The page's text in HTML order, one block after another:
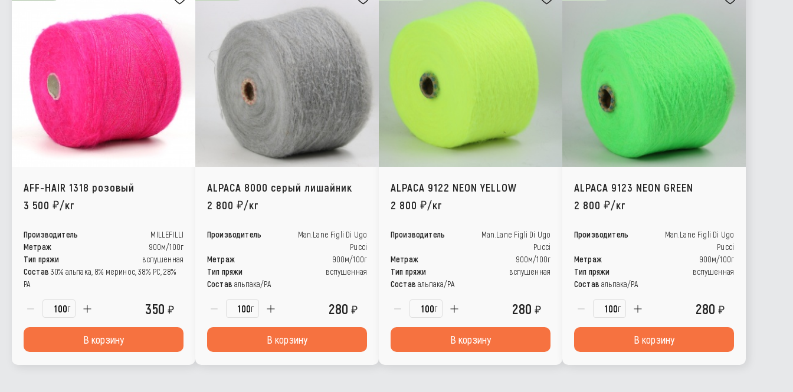
AFF-HAIR 1318 розовый
3 500
/кг
Производитель
MILLEFILLI
Метраж
900м/100г
Тип пряжи
вспушенная
Состав 30% альпака, 8% меринос, 38% РС, 28%
РА
г 350
В корзину
ALPACA 8000 серый лишайник
2 800
/кг
Производитель
Man.Lane Figli Di Ugo
Pucci
Метраж
900м/100г
Тип пряжи
вспушенная
Состав альпака/РА
г 280
В корзину
ALPACA 9122 NEON YELLOW
2 800
/кг
Производитель
Man.Lane Figli Di Ugo
Pucci
Метраж
900м/100г
Тип пряжи
вспушенная
Состав альпака/РА
г 280
В корзину
ALPACA 9123 NEON GREEN
2 800
/кг
Производитель
Man.Lane Figli Di Ugo
Pucci
Метраж
900м/100г
Тип пряжи
вспушенная
Состав альпака/РА
г 280
В корзину